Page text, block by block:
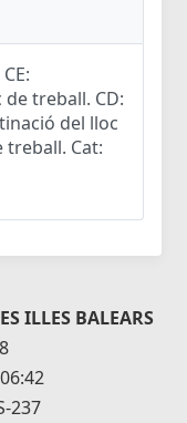
treball. CD:
del lloc
treball. Cat:
ILLES BALEARS
237